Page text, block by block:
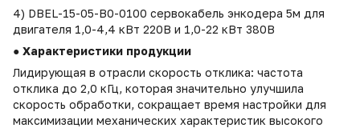
4) DBEL-15-05-B0-0100 сервокабель энкодера 5м для
двигателя 1,0-4,4 кВт 220В и 1,0-22 кВт 380В
● Характеристики продукции
Лидирующая в отрасли скорость отклика: частота
отклика до 2,0 кГц, которая значительно улучшила
скорость обработки, сокращает время настройки для
максимизации механических характеристик высокого